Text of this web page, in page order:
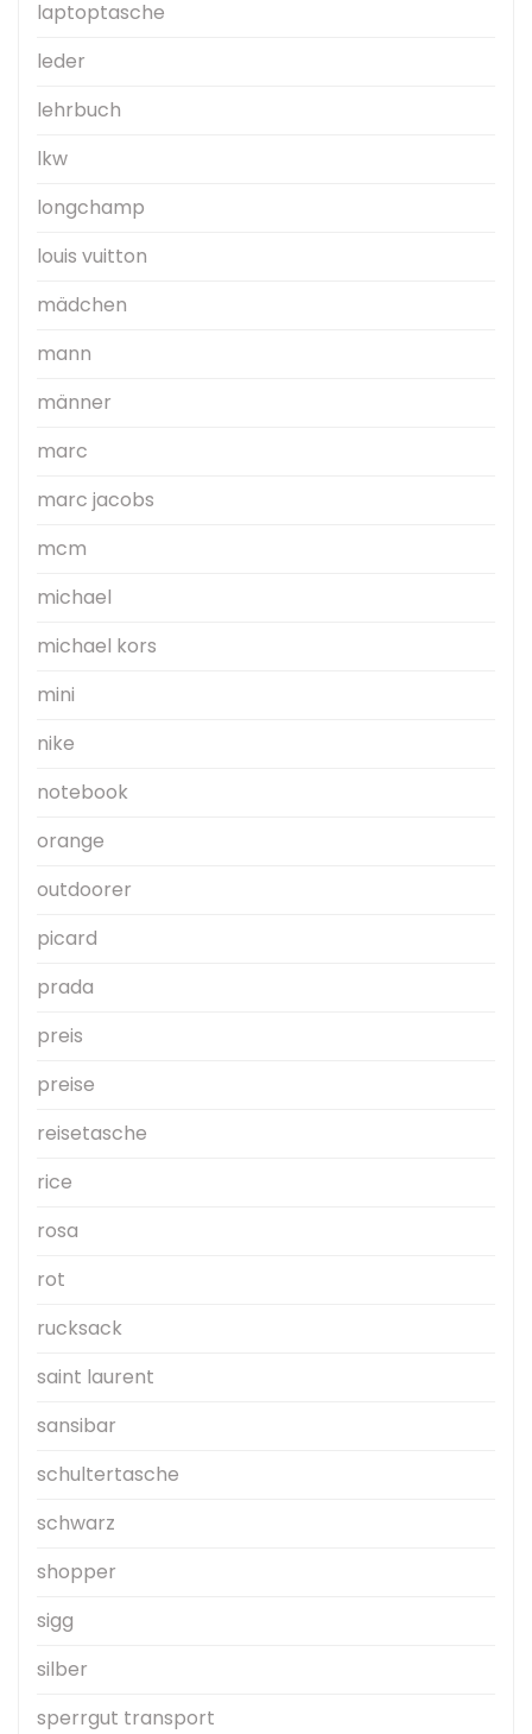
laptoptasche
leder
lehrbuch
lkw
longchamp
louis vuitton
mädchen
mann
männer
marc
marc jacobs
mcm
michael
michael kors
mini
nike
notebook
orange
outdoorer
picard
prada
preis
preise
reisetasche
rice
rosa
rot
rucksack
saint laurent
sansibar
schultertasche
schwarz
shopper
sigg
silber
sperrgut transport